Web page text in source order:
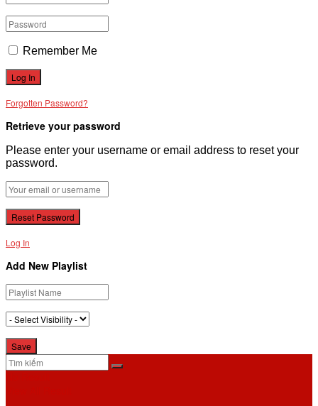
Remember Me
Forgotten Password?
Retrieve your password
Please enter your username or email address to reset your
password.
Log In
Add New Playlist